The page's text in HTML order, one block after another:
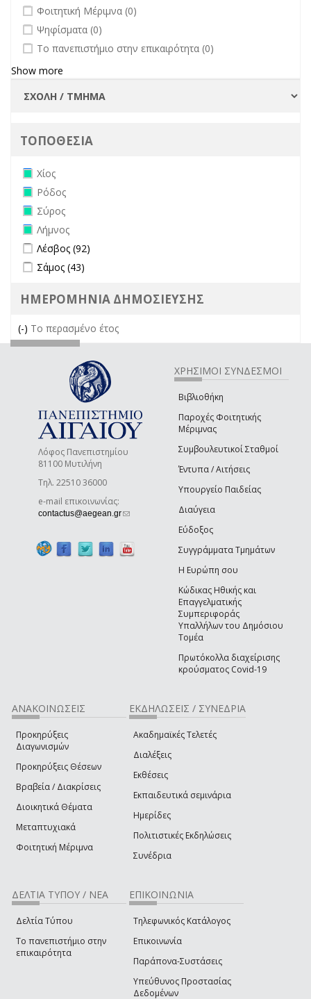
undefined
Φοιτητική Μέριμνα (0)
undefined
Ψηφίσματα (0)
undefined
Το πανεπιστήμιο στην επικαιρότητα (0)
Show more
ΤΟΠΟΘΕΣΙΑ
Remove Χίος filter
Χίος
Remove Ρόδος filter
Ρόδος
Remove Σύρος filter
Σύρος
Remove Λήμνος filter
Λήμνος
Apply Λέσβος filter
Λέσβος (92)
Apply Σάμος filter
Σάμος (43)
ΗΜΕΡΟΜΗΝΙΑ ΔΗΜΟΣΙΕΥΣΗΣ
(-) Remove Το περασμένο έτος filter
Το περασμένο έτος
Λόφος Πανεπιστημίου
81100 Μυτιλήνη
Τηλ. 22510 36000
e-mail επικοινωνίας:
contactus@aegean.gr(link sends e-mail)
ΧΡΗΣΙΜΟΙ ΣΥΝΔΕΣΜΟΙ
Βιβλιοθήκη
Παροχές Φοιτητικής
Μέριμνας
Συμβουλευτικοί Σταθμοί
Έντυπα / Αιτήσεις
Υπουργείο Παιδείας
Διαύγεια
Εύδοξος
Συγγράμματα Τμημάτων
Η Ευρώπη σου
Κώδικας Ηθικής και
Επαγγελματικής
Συμπεριφοράς
Υπαλλήλων του Δημόσιου
Τομέα
Πρωτόκολλα διαχείρισης
κρούσματος Covid-19
ΑΝΑΚΟΙΝΩΣΕΙΣ
Προκηρύξεις
Διαγωνισμών
Προκηρύξεις Θέσεων
Βραβεία / Διακρίσεις
Διοικητικά Θέματα
Μεταπτυχιακά
Φοιτητική Μέριμνα
ΕΚΔΗΛΩΣΕΙΣ / ΣΥΝΕΔΡΙΑ
Ακαδημαϊκές Τελετές
Διαλέξεις
Εκθέσεις
Εκπαιδευτικά σεμινάρια
Ημερίδες
Πολιτιστικές Εκδηλώσεις
Συνέδρια
ΔΕΛΤΙΑ ΤΥΠΟΥ / ΝΕΑ
Δελτία Τύπου
Το πανεπιστήμιο στην
επικαιρότητα
ΕΠΙΚΟΙΝΩΝΙΑ
Τηλεφωνικός Κατάλογος
Επικοινωνία
Παράπονα-Συστάσεις
Υπεύθυνος Προστασίας
Δεδομένων